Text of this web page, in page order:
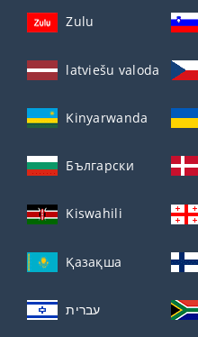
Zulu
latviešu valoda
Kinyarwanda
Български
Kiswahili
Қазақша
עברית